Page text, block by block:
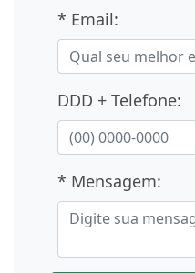
* Email:
DDD + Telefone:
* Mensagem: